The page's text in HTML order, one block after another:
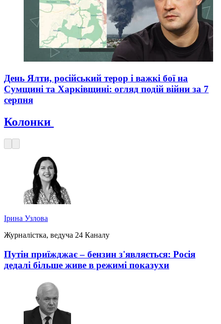
День Ялти, російський терор і важкі бої на
Сумщині та Харківщині: огляд подій війни за 7
серпня
Колонки
Ірина Узлова
Журналістка, ведуча 24 Каналу
Путін приїжджає – бензин з'являється: Росія
дедалі більше живе в режимі показухи